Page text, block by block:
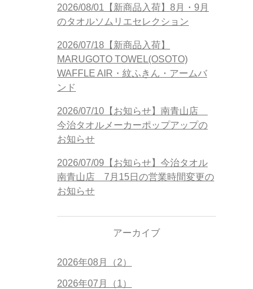
2026/08/01【新商品入荷】8月・9月
のタオルソムリエセレクション
2026/07/18【新商品入荷】
MARUGOTO TOWEL(OSOTO)
WAFFLE AIR・紋ふきん・アームバ
ンド
2026/07/10【お知らせ】南青山店
今治タオルメーカーポップアップの
お知らせ
2026/07/09【お知らせ】今治タオル
南青山店 7月15日の営業時間変更の
お知らせ
アーカイブ
2026年08月（2）
2026年07月（1）